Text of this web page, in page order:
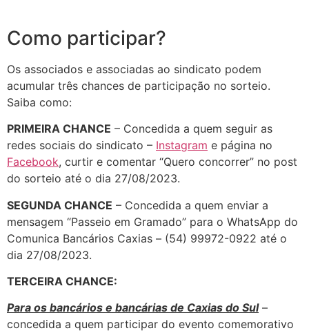
Como participar?
Os associados e associadas ao sindicato podem
acumular três chances de participação no sorteio.
Saiba como:
PRIMEIRA CHANCE – Concedida a quem seguir as
redes sociais do sindicato – Instagram e página no
Facebook, curtir e comentar “Quero concorrer” no post
do sorteio até o dia 27/08/2023.
SEGUNDA CHANCE – Concedida a quem enviar a
mensagem “Passeio em Gramado” para o WhatsApp do
Comunica Bancários Caxias – (54) 99972-0922 até o
dia 27/08/2023.
TERCEIRA CHANCE:
Para os bancários e bancárias de Caxias do Sul–
concedida a quem participar do evento comemorativo